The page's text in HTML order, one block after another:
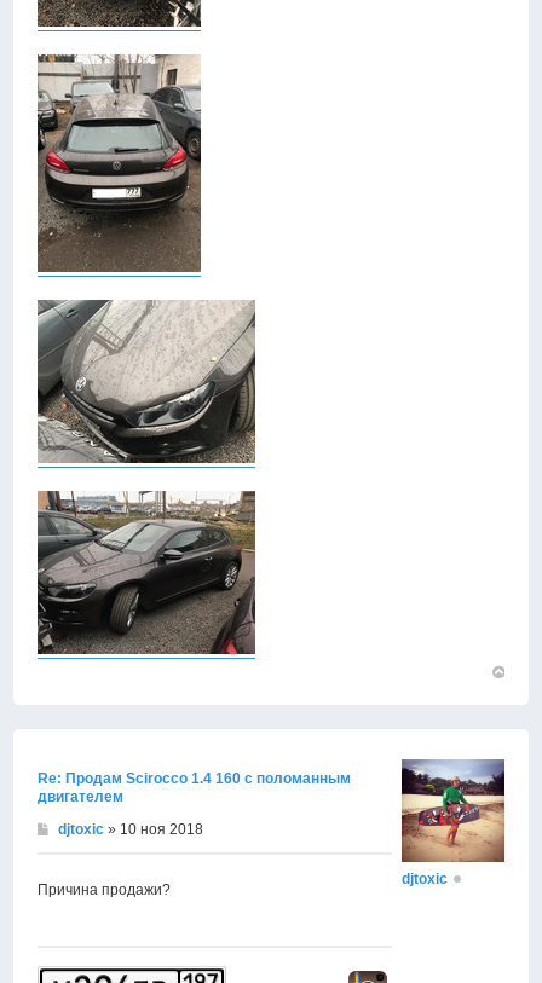
Re: Продам Scirocco 1.4 160 с поломанным
двигателем
djtoxic » 10 ноя 2018
Причина продажи?
djtoxic